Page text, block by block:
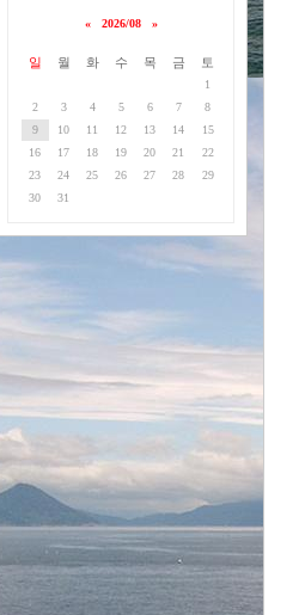
« 2026/08 »
일 월 화 수 목 금 토
1
2
3 4 5 6 7
8
9
10 11 12 13 14
15
16
17 18 19 20 21
22
23
24 25 26 27 28
29
30
31